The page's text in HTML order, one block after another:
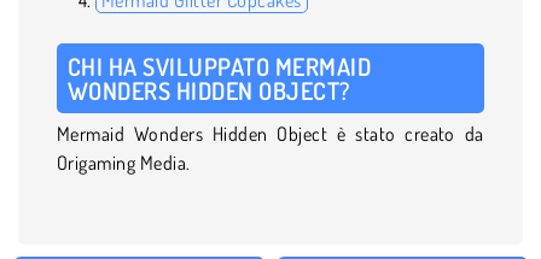
CHI HA SVILUPPATO MERMAID
WONDERS HIDDEN OBJECT?
Mermaid Wonders Hidden Object è stato creato da
Origaming Media.